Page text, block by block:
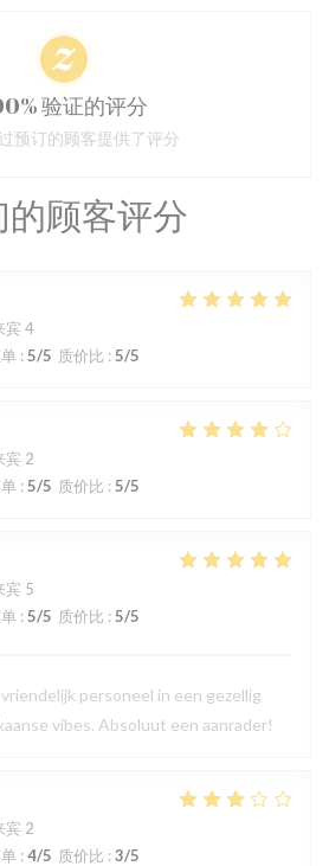
的顾客评分
宾 4
: 5/5 质价比 : 5/5
宾 2
: 5/5 质价比 : 5/5
宾 5
: 5/5 质价比 : 5/5
personeel in een gezellig
vibes. Absoluut een aanrader!
宾 2
: 4/5 质价比 : 3/5
验证的评分
预订的顾客提供了评分